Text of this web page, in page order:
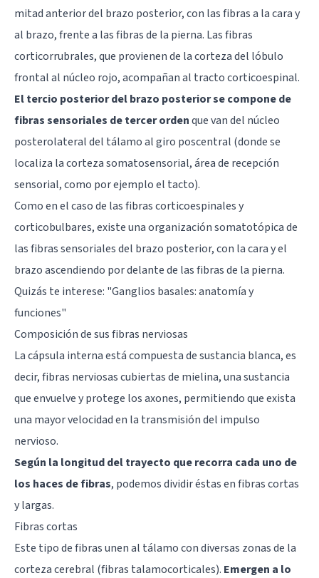
mitad anterior del brazo posterior, con las fibras a la cara y
al brazo, frente a las fibras de la pierna. Las fibras
corticorrubrales, que provienen de la corteza del lóbulo
frontal al núcleo rojo, acompañan al tracto corticoespinal.
El tercio posterior del brazo posterior se compone de
fibras sensoriales de tercer ordenque van del núcleo
posterolateral del tálamo al giro poscentral (donde se
localiza la corteza somatosensorial, área de recepción
sensorial, como por ejemplo el tacto).
Como en el caso de las fibras corticoespinales y
corticobulbares, existe una organización somatotópica de
las fibras sensoriales del brazo posterior, con la cara y el
brazo ascendiendo por delante de las fibras de la pierna.
Quizás te interese: "Ganglios basales: anatomía y
funciones"
Composición de sus fibras nerviosas
La cápsula interna está compuesta de sustancia blanca, es
decir, fibras nerviosas cubiertas de mielina, una sustancia
que envuelve y protege losaxones, permitiendo que exista
una mayor velocidad en la transmisión del impulso
nervioso.
Según la longitud del trayecto que recorra cada uno de
los haces de fibras, podemos dividir éstas en fibras cortas
y largas.
Fibras cortas
Este tipo de fibras unen al tálamo con diversas zonas de la
corteza cerebral (fibras talamocorticales). Emergen a lo